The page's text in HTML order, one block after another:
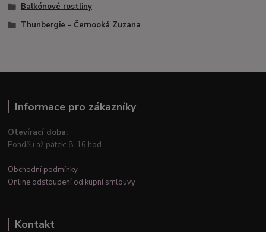
Balkónové rostliny
Thunbergie - Černooká Zuzana
Informace pro zákazníky
Otevírací doba:
Pondělí až pátek: 8-16 hod.
Obchodní podmínky
Online odstoupení od kupní smlouvy
Kontakt